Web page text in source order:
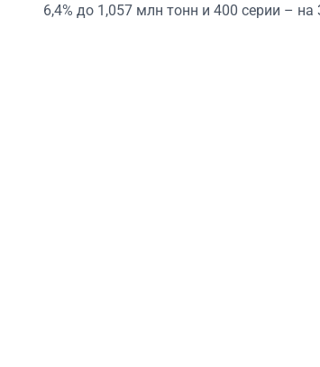
6,4% до 1,057 млн тонн и 400 серии – на